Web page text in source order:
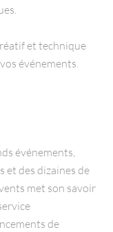
et technique
événements.
événements,
et des dizaines de
met son savoir
de